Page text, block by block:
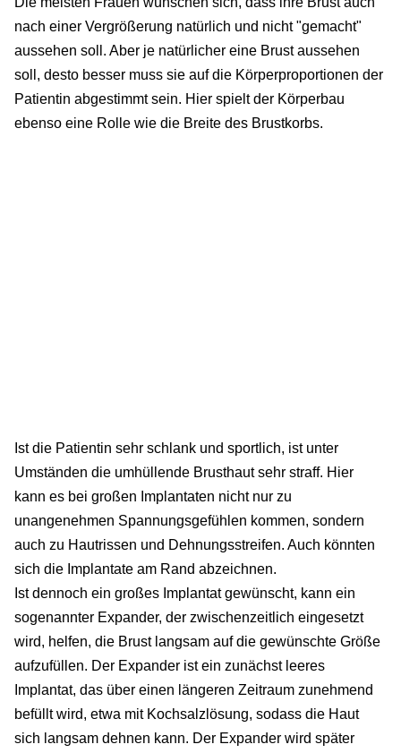
nach einer Vergrößerung natürlich und nicht "gemacht"
aussehen soll. Aber je natürlicher eine Brust aussehen
soll, desto besser muss sie auf die Körperproportionen der
Patientin abgestimmt sein. Hier spielt der Körperbau
ebenso eine Rolle wie die Breite des Brustkorbs.
Ist die Patientin sehr schlank und sportlich, ist unter
Umständen die umhüllende Brusthaut sehr straff. Hier
kann es bei großen Implantaten nicht nur zu
unangenehmen Spannungsgefühlen kommen, sondern
auch zu Hautrissen und Dehnungsstreifen. Auch könnten
sich die Implantate am Rand abzeichnen.
Ist dennoch ein großes Implantat gewünscht, kann ein
sogenannter Expander, der zwischenzeitlich eingesetzt
wird, helfen, die Brust langsam auf die gewünschte Größe
aufzufüllen. Der Expander ist ein zunächst leeres
Implantat, das über einen längeren Zeitraum zunehmend
befüllt wird, etwa mit Kochsalzlösung, sodass die Haut
sich langsam dehnen kann. Der Expander wird später